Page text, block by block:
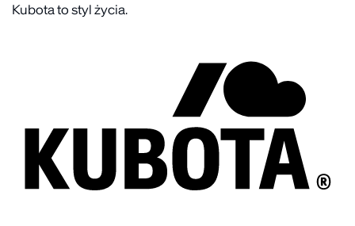
Kubota to styl życia.